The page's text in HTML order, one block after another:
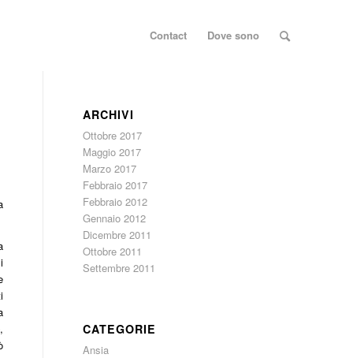
Contact Dove sono
ARCHIVI
Ottobre 2017
Maggio 2017
Marzo 2017
Febbraio 2017
Febbraio 2012
Gennaio 2012
Dicembre 2011
Ottobre 2011
Settembre 2011
CATEGORIE
Ansia